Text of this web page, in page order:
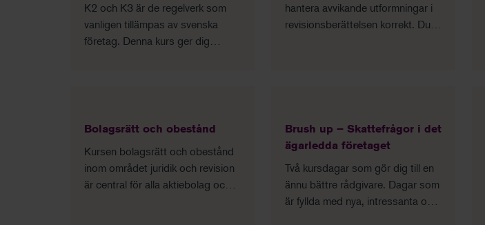
K2 och K3 är de regelverk som
vanligen tillämpas av svenska
företag. Denna kurs ger dig
hantera avvikande utformningar i
revisionsberättelsen korrekt. Du
Bolagsrätt och obestånd
Kursen bolagsrätt och obestånd
inom området juridik och revision
är central för alla aktiebolag och
Brush up – Skattefrågor i det
ägarledda företaget
Två kursdagar som gör dig till en
ännu bättre rådgivare. Dagar som
är fyllda med nya, intressanta och